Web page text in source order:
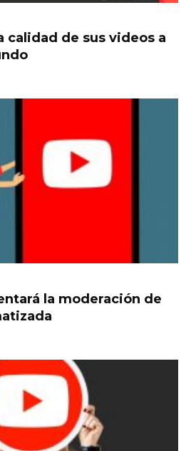
calidad de sus videos a
la moderación de